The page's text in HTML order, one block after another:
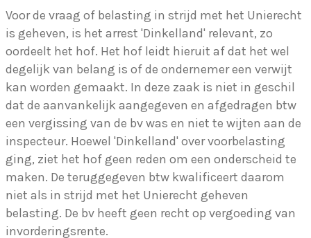
Voor de vraag of belasting in strijd met het Unierecht
is geheven, is het arrest 'Dinkelland' relevant, zo
oordeelt het hof. Het hof leidt hieruit af dat het wel
degelijk van belang is of de ondernemer een verwijt
kan worden gemaakt. In deze zaak is niet in geschil
dat de aanvankelijk aangegeven en afgedragen btw
een vergissing van de bv was en niet te wijten aan de
inspecteur. Hoewel 'Dinkelland' over voorbelasting
ging, ziet het hof geen reden om een onderscheid te
maken. De teruggegeven btw kwalificeert daarom
niet als in strijd met het Unierecht geheven
belasting. De bv heeft geen recht op vergoeding van
invorderingsrente.